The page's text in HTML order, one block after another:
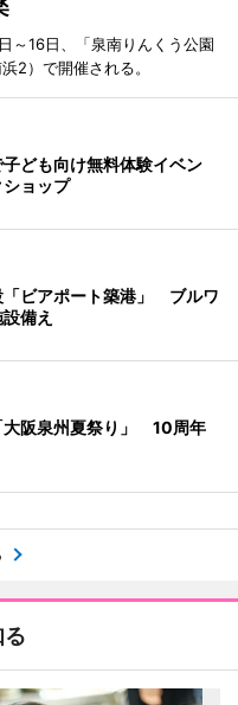
～16日、「泉南りんくう公園
2）で開催される。
ども向け無料体験イベン
ョップ
「ビアポート築港」 ブルワ
備え
大阪泉州夏祭り」 10周年